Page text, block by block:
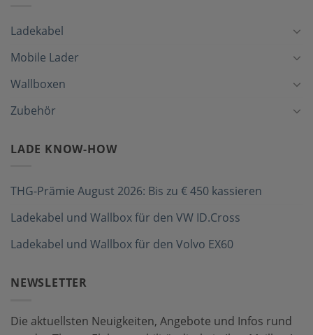
Ladekabel
Mobile Lader
Wallboxen
Zubehör
LADE KNOW-HOW
THG-Prämie August 2026: Bis zu € 450 kassieren
Ladekabel und Wallbox für den VW ID.Cross
Ladekabel und Wallbox für den Volvo EX60
NEWSLETTER
Die aktuellsten Neuigkeiten, Angebote und Infos rund